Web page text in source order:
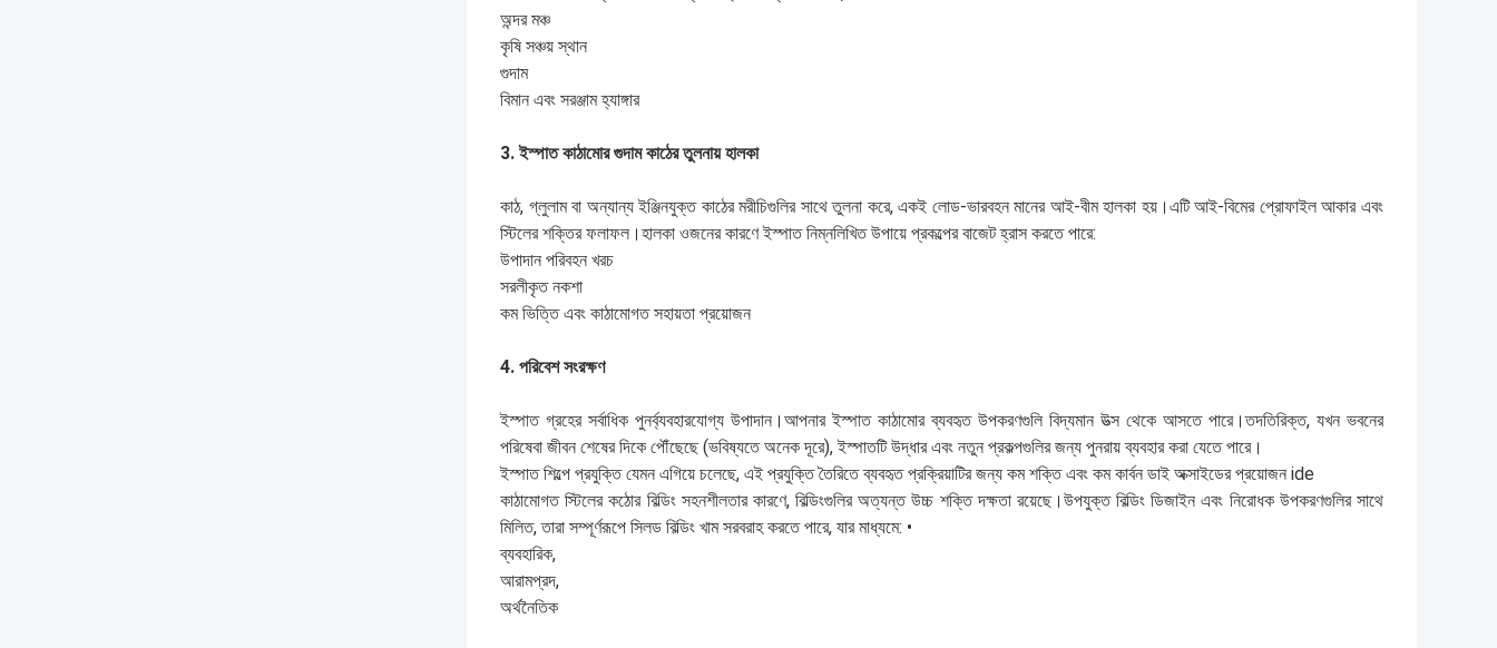
অন্দর মঞ্চ
কৃষি সঞ্চয় স্থান
গুদাম
বিমান এবং সরঞ্জাম হ্যাঙ্গার
3. ইস্পাত কাঠামোর গুদাম কাঠের তুলনায় হালকা
কাঠ, গ্লুলাম বা অন্যান্য ইঞ্জিনযুক্ত কাঠের মরীচিগুলির সাথে তুলনা করে, একই লোড-ভারবহন মানের আই-বীম হালকা হয়।এটি আই-বিমের প্রোফাইল আকার এবং
স্টিলের শক্তির ফলাফল।হালকা ওজনের কারণে ইস্পাত নিম্নলিখিত উপায়ে প্রকল্পের বাজেট হ্রাস করতে পারে:
উপাদান পরিবহন খরচ
সরলীকৃত নকশা
কম ভিত্তি এবং কাঠামোগত সহায়তা প্রয়োজন
4. পরিবেশ সংরক্ষণ
ইস্পাত গ্রহের সর্বাধিক পুনর্ব্যবহারযোগ্য উপাদান।আপনার ইস্পাত কাঠামোর ব্যবহৃত উপকরণগুলি বিদ্যমান উত্স থেকে আসতে পারে।তদতিরিক্ত, যখন ভবনের
পরিষেবা জীবন শেষের দিকে পৌঁছেছে (ভবিষ্যতে অনেক দূরে), ইস্পাতটি উদ্ধার এবং নতুন প্রকল্পগুলির জন্য পুনরায় ব্যবহার করা যেতে পারে।
ইস্পাত শিল্পে প্রযুক্তি যেমন এগিয়ে চলেছে, এই প্রযুক্তি তৈরিতে ব্যবহৃত প্রক্রিয়াটির জন্য কম শক্তি এবং কম কার্বন ডাই অক্সাইডের প্রয়োজন ide
কাঠামোগত স্টিলের কঠোর বিল্ডিং সহনশীলতার কারণে, বিল্ডিংগুলির অত্যন্ত উচ্চ শক্তি দক্ষতা রয়েছে।উপযুক্ত বিল্ডিং ডিজাইন এবং নিরোধক উপকরণগুলির সাথে
মিলিত, তারা সম্পূর্ণরূপে সিলড বিল্ডিং খাম সরবরাহ করতে পারে, যার মাধ্যমে: •
ব্যবহারিক,
আরামপ্রদ,
অর্থনৈতিক